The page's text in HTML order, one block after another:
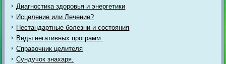
Диагностика здоровья и энергетики
Исцеление или Лечение?
Нестандартные болезни и состояния
Виды негативных программ.
Справочник целителя
Сундучок знахаря.